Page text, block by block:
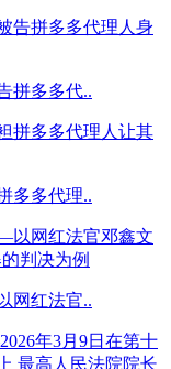
拼多多代..
多多代理..
网红法官..